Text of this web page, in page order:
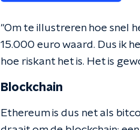
"Om te illustreren hoe snel
15.000 euro waard. Dus ik
hoe riskant het is. Het is
Blockchain
Ethereum is dus net als